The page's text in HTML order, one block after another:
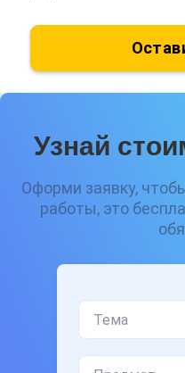
Узнай
Оформи заявку,
работы, это